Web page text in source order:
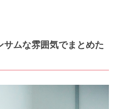
ムな雰囲気でまとめた